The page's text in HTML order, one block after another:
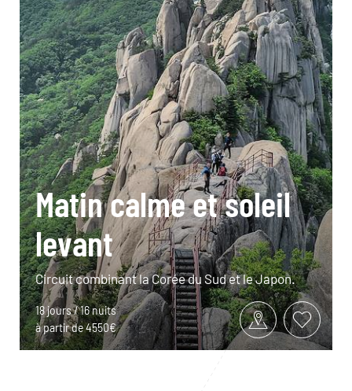
Matin calme et soleil
levant
Circuit combinant la Corée du Sud et le Japon.
18 jours / 16 nuits
à partir de 4550€